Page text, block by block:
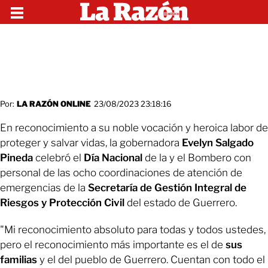
Por: LA RAZÓN ONLINE 23/08/2023 23:18:16
En reconocimiento a su noble vocación y heroica labor de
proteger y salvar vidas, la gobernadora Evelyn Salgado
Pineda celebró el Día Nacional de la y el Bombero con
personal de las ocho coordinaciones de atención de
emergencias de la Secretaría de Gestión Integral de
Riesgos y Protección Civil del estado de Guerrero.
"Mi reconocimiento absoluto para todas y todos ustedes,
pero el reconocimiento más importante es el de sus
familias y el del pueblo de Guerrero. Cuentan con todo el